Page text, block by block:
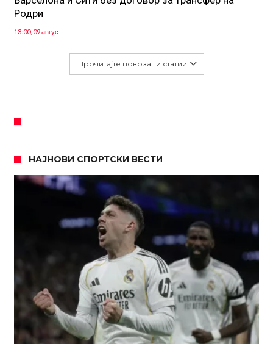
Родри
13:00, 09 август
Прочитајте поврзани статии
НАЈНОВИ СПОРТСКИ ВЕСТИ